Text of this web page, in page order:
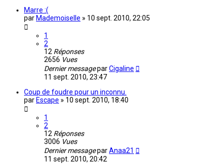
Marre :(
par Mademoiselle » 10 sept. 2010, 22:05
1
2
12 Réponses
2656 Vues
Dernier messageparCigaline
11 sept. 2010, 23:47
Coup de foudre pour un inconnu.
par Escape » 10 sept. 2010, 18:40
1
2
12 Réponses
3006 Vues
Dernier messageparAnaa21
11 sept. 2010, 20:42